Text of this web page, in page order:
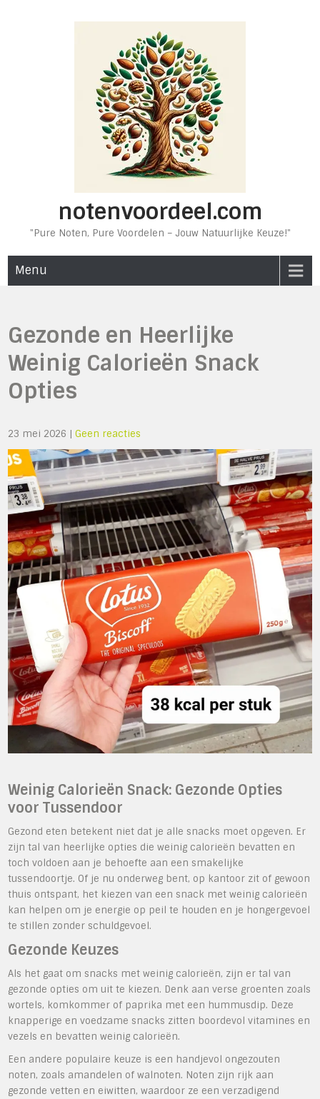
notenvoordeel.com
"Pure Noten, Pure Voordelen – Jouw Natuurlijke Keuze!"
Menu
Gezonde en Heerlijke
Weinig Calorieën Snack
Opties
23 mei 2026 |Geen reacties
Weinig Calorieën Snack: Gezonde Opties
voor Tussendoor
Gezond eten betekent niet dat je alle snacks moet opgeven. Er
zijn tal van heerlijke opties die weinig calorieën bevatten en
toch voldoen aan je behoefte aan een smakelijke
tussendoortje. Of je nu onderweg bent, op kantoor zit of gewoon
thuis ontspant, het kiezen van een snack met weinig calorieën
kan helpen om je energie op peil te houden en je hongergevoel
te stillen zonder schuldgevoel.
Gezonde Keuzes
Als het gaat om snacks met weinig calorieën, zijn er tal van
gezonde opties om uit te kiezen. Denk aan verse groenten zoals
wortels, komkommer of paprika met een hummusdip. Deze
knapperige en voedzame snacks zitten boordevol vitamines en
vezels en bevatten weinig calorieën.
Een andere populaire keuze is een handjevol ongezouten
noten, zoals amandelen of walnoten. Noten zijn rijk aan
gezonde vetten en eiwitten, waardoor ze een verzadigend